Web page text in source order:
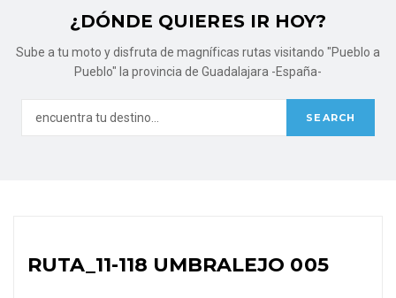
¿DÓNDE QUIERES IR HOY?
Sube a tu moto y disfruta de magníficas rutas visitando "Pueblo a
Pueblo" la provincia de Guadalajara -España-
RUTA_11-118 UMBRALEJO 005